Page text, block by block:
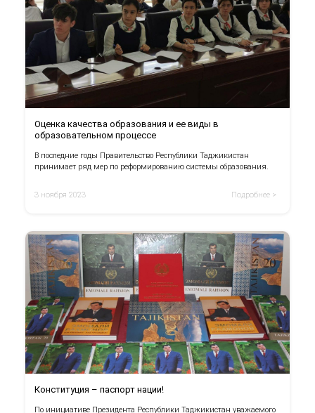
Оценка качества образования и ее виды в
образовательном процессе
В последние годы Правительство Республики Таджикистан
принимает ряд мер по реформированию системы образования.
3 ноября 2023 Подробнее >
Конституция – паспорт нации!
По инициативе Президента Республики Таджикистан уважаемого